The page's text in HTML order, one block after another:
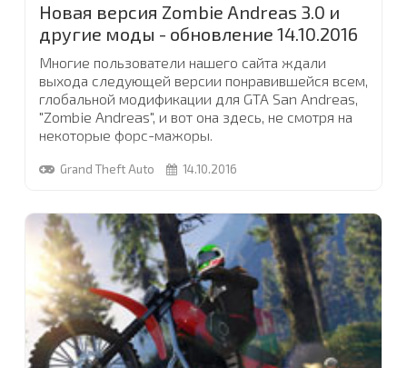
Новая версия Zombie Andreas 3.0 и
другие моды - обновление 14.10.2016
Многие пользователи нашего сайта ждали
выхода следующей версии понравившейся всем,
глобальной модификации для GTA San Andreas,
"Zombie Andreas", и вот она здесь, не смотря на
некоторые форс-мажоры.
Для тех, кому не терпится ее скачать - ссылку вы
несколько новых модификаций, появившихся в
нашем каталоге модов для GTA...
Grand Theft Auto 14.10.2016